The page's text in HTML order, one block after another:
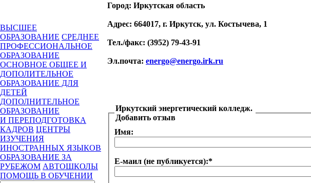
ВЫСШЕЕ
ОБРАЗОВАНИЕ СРЕДНЕЕ
ПРОФЕССИОНАЛЬНОЕ
ОБРАЗОВАНИЕ
ОСНОВНОЕ ОБЩЕЕ И
ДОПОЛИТЕЛЬНОЕ
ОБРАЗОВАНИЕ ДЛЯ
ДЕТЕЙ
ДОПОЛНИТЕЛЬНОЕ
ОБРАЗОВАНИЕ
И ПЕРЕПОДГОТОВКА
КАДРОВ ЦЕНТРЫ
ИЗУЧЕНИЯ
ИНОСТРАННЫХ ЯЗЫКОВ
ОБРАЗОВАНИЕ ЗА
РУБЕЖОМ АВТОШКОЛЫ
ПОМОЩЬ В ОБУЧЕНИИ
Город: Иркутская область
Адрес: 664017, г. Иркутск, ул. Костычева, 1
Тел./факс: (3952) 79-43-91
Эл.почта: energo@energo.irk.ru
Иркутский энергетический колледж.
Добавить отзыв
Имя:
Е-маил (не публикуется):*